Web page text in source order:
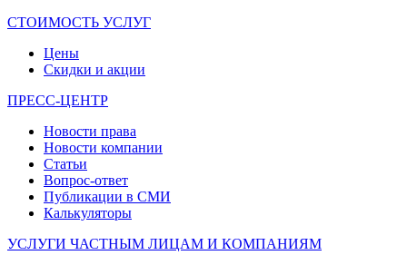
СТОИМОСТЬ УСЛУГ
Цены
Скидки и акции
ПРЕСС-ЦЕНТР
Новости права
Новости компании
Статьи
Вопрос-ответ
Публикации в СМИ
Калькуляторы
УСЛУГИ ЧАСТНЫМ ЛИЦАМ И КОМПАНИЯМ